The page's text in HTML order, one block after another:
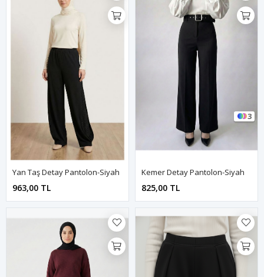
Yan Taş Detay Pantolon-Siyah
963,00 TL
3
Kemer Detay Pantolon-Siyah
825,00 TL